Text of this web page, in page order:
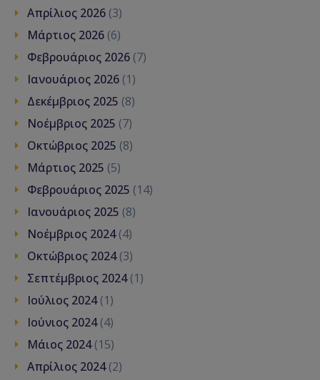
Απρίλιος 2026 (3)
Μάρτιος 2026 (6)
Φεβρουάριος 2026 (7)
Ιανουάριος 2026 (1)
Δεκέμβριος 2025 (8)
Νοέμβριος 2025 (7)
Οκτώβριος 2025 (8)
Μάρτιος 2025 (5)
Φεβρουάριος 2025 (14)
Ιανουάριος 2025 (8)
Νοέμβριος 2024(4)
Οκτώβριος 2024(3)
Σεπτέμβριος 2024(1)
Ιούλιος 2024(1)
Ιούνιος 2024(4)
Μάιος 2024(15)
Απρίλιος 2024(2)